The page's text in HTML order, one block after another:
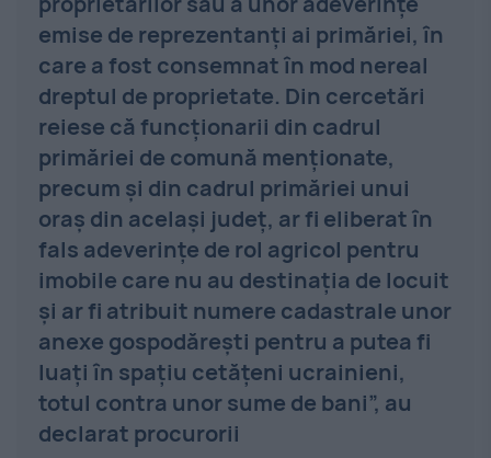
emise de reprezentanţi ai primăriei, în
care a fost consemnat în mod nereal
dreptul de proprietate. Din cercetări
reiese că funcţionarii din cadrul
primăriei de comună menţionate,
precum şi din cadrul primăriei unui
oraş din acelaşi judeţ, ar fi eliberat în
fals adeverinţe de rol agricol pentru
imobile care nu au destinaţia de locuit
şi ar fi atribuit numere cadastrale unor
anexe gospodăreşti pentru a putea fi
luaţi în spaţiu cetăţeni ucrainieni,
totul contra unor sume de bani”, au
declarat procurorii